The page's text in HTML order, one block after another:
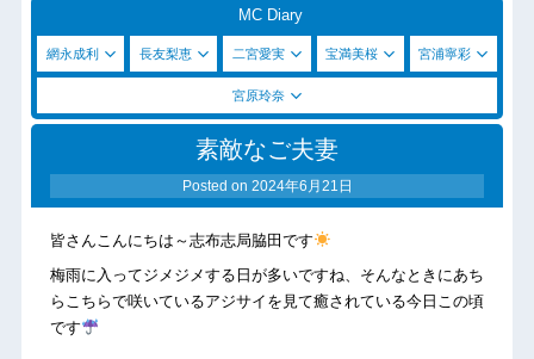
MC Diary
網永成利 長友梨恵 二宮愛実 宝満美桜 宮浦寧彩
宮原玲奈
素敵なご夫妻
Posted on 2024年6月21日
皆さんこんにちは～志布志局脇田です
梅雨に入ってジメジメする日が多いですね、そんなときにあち
らこちらで咲いているアジサイを見て癒されている今日この頃
です